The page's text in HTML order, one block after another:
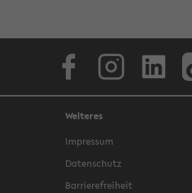
Weiteres
Impressum
Datenschutz
Barrierefreiheit